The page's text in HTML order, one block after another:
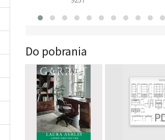
Do pobrania